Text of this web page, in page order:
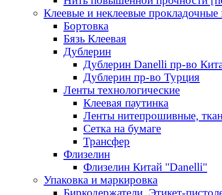
Клеевые и неклеевые прокладочные
Бортовка
Бязь Клеевая
Дублерин
Дублерин Danelli пр-во
Дублерин пр-во Турция
Ленты технологические
Клеевая паутинка
Ленты нитепрошивные,
Сетка на бумаге
Трансфер
Флизелин
Флизелин Китай "Danelli"
Упаковка и маркировка